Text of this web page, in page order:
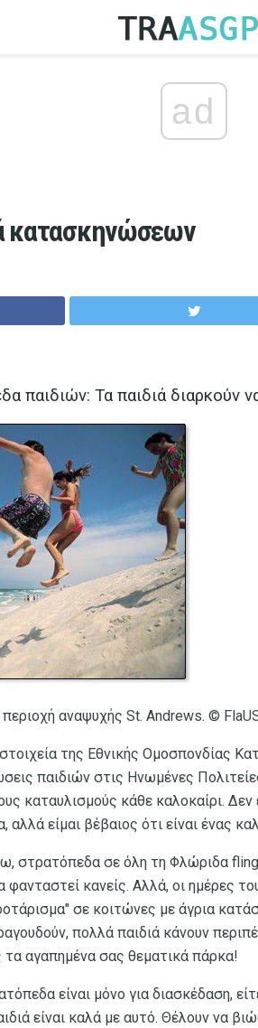
ad
κατασκηνώσεων
παιδιών: Τα παιδιά διαρκούν
αναψυχής St. Andrews. ©
της Εθνικής Ομοσπονδίας
παιδιών στις Ηνωμένες
καταυλισμούς κάθε καλοκαίρι.
αλλά είμαι βέβαιος ότι είναι ένας
στρατόπεδα σε όλη τη Φλώριδα
φανταστεί κανείς. Αλλά, οι ημέρες
σε κοιτώνες με άγρια
πολλά παιδιά κάνουν
τα αγαπημένα σας θεματικά πάρκα!
είναι μόνο για διασκέδαση,
είναι καλά με αυτό. Θέλουν να